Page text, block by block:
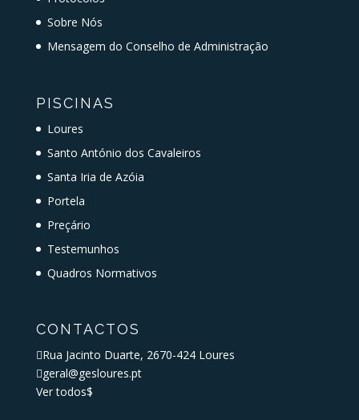
Sobre Nós
Mensagem do Conselho de Administração
PISCINAS
Loures
Santo António dos Cavaleiros
Santa Iria de Azóia
Portela
Preçário
Testemunhos
Quadros Normativos
CONTACTOS
Rua Jacinto Duarte, 2670-424 Loures
geral@gesloures.pt
Ver todos$